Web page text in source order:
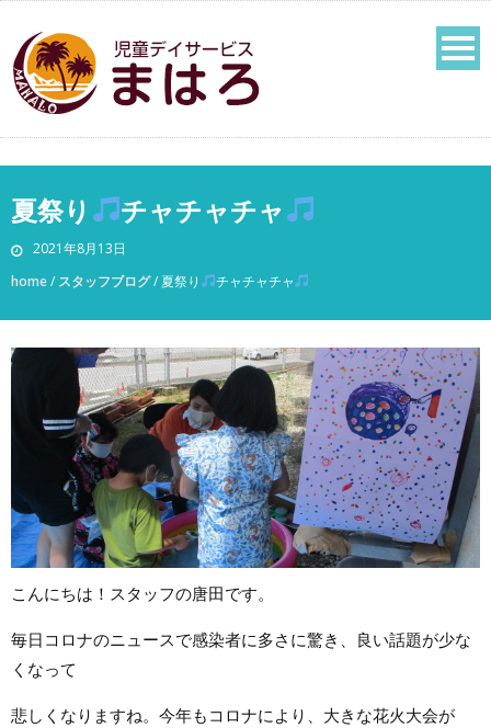
夏祭り チャチャチャ
2021年8月13日
home/ スタッフブログ/夏祭り チャチャチャ
こんにちは！スタッフの唐田です。
毎日コロナのニュースで感染者に多さに驚き、良い話題が少な
くなって
悲しくなりますね。今年もコロナにより、大きな花火大会が